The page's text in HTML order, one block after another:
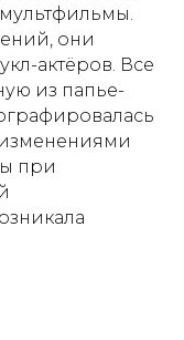
они
актёров. Все
из папье-
при